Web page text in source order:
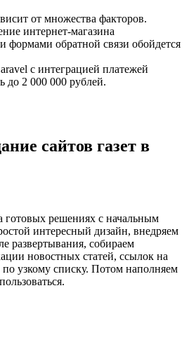
от множества факторов.
интернет-магазина
формами обратной связи обойдется
с интеграцией платежей
до 2 000 000 рублей.
сайтов газет в
готовых решениях с начальным
интересный дизайн, внедряем
развертывания, собираем
новостных статей, ссылок на
узкому списку. Потом наполняем